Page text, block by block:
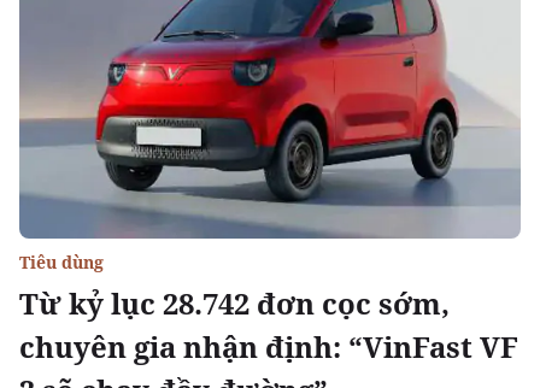
Từ kỷ lục 28.742 đơn cọc sớm,
chuyên gia nhận định: “VinFast VF
Tiêu dùng